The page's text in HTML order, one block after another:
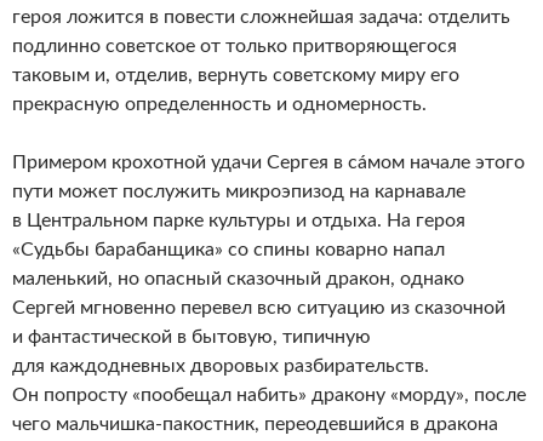
героя ложится в повести сложнейшая задача: отделить
подлинно советское от только притворяющегося
таковым и, отделив, вернуть советскому миру его
прекрасную определенность и одномерность.
Примером крохотной удачи Сергея в сáмом начале этого
пути может послужить микроэпизод на карнавале
в Центральном парке культуры и отдыха. На героя
«Судьбы барабанщика» со спины коварно напал
маленький, но опасный сказочный дракон, однако
Сергей мгновенно перевел всю ситуацию из сказочной
и фантастической в бытовую, типичную
для каждодневных дворовых разбирательств.
Он попросту «пообещал набить» дракону «морду», после
чего мальчишка-пакостник, переодевшийся в дракона